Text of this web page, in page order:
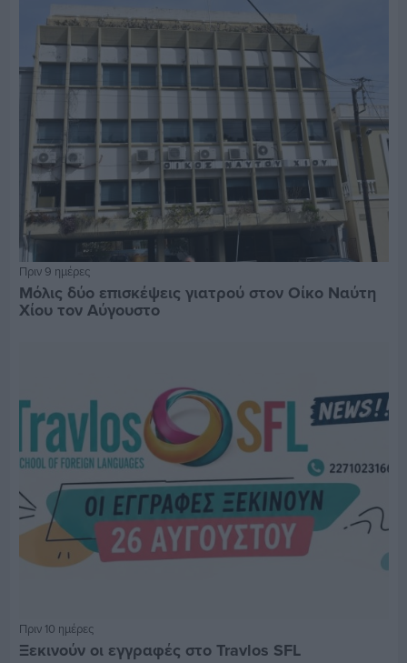
Πριν 9 ημέρες
Μόλις δύο επισκέψεις γιατρού στον Οίκο Ναύτη
Χίου τον Αύγουστο
Πριν 10 ημέρες
Ξεκινούν οι εγγραφές στο Travlos SFL